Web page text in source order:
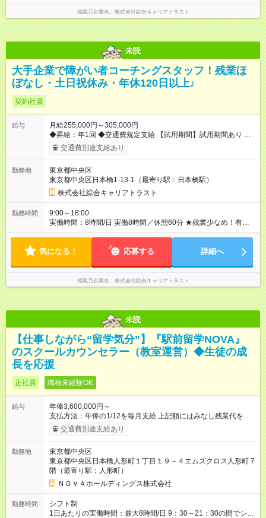
掲載元企業名 株式会社綜合キャリアトラスト
未読
大手企業で障がい者コーチングスタッフ！残業ほ
ぼなし・土日祝休み・年休120日以上♪
契約社員
給与
月給255,000円～305,000円
◆昇給：年1回 ◆交通費規定支給 【試用期間】試用期間あり 試用
期間の長さ：3ヶ月 雇用形態、給与は本採用時と同じです。
交通費別途支給あり
勤務地
東京都中央区
東京都中央区日本橋1-13-1（最寄り駅：日本橋駅）
株式会社綜合キャリアトラスト
勤務時間
9:00～18:00
実働時間：8時間/日 実働8時間／休憩60分 ★残業少なめ！有給
も基本取りやすいので、プライベートも充実♪
気になる！ 応募する 詳細へ
掲載元企業名 株式会社綜合キャリアトラスト
未読
【仕事しながら“留学気分”】『駅前留学NOVA』
のスクールカウンセラー（教室運営）◆生徒の成
長を応援
正社員 職種未経験OK
給与
年俸3,600,000円～
支払方法：年俸の1/12を毎月支給 上記額にはみなし残業代を含
みます。※超過分は全額支給いたします。 みなし残業代 30,000
円／月 みなし残業時間 15時間／月 ★頑張りが収入に直結！イン
ど、成果に応じて年2回インセンティブを支給します。一般職の
社員が、半期で20～30万円のインセンティブを手にした実績
も。頑張りが目に見える形で収入に還元されるため、高いモチ
ベーションで仕事に取り組めます。 ★毎月チャンスあり！スピ
ーディな昇格。 ―――――――――――― 年1回の査定に加
え、毎月、現場の管理職が優秀な人材を役員に推薦する制度が
あります。実力が認められれば、年度の途中でも昇格。実際、
交通費別途支給あり
勤務地
東京都中央区
東京都中央区日本橋人形町１丁目１９－４エムズクロス人形町 7
階（最寄り駅：人形町）
ＮＯＶＡホールディングス株式会社
勤務時間
シフト制
1日あたりの実働時間：最大8時間/日 9：30～21：30の間でシフ